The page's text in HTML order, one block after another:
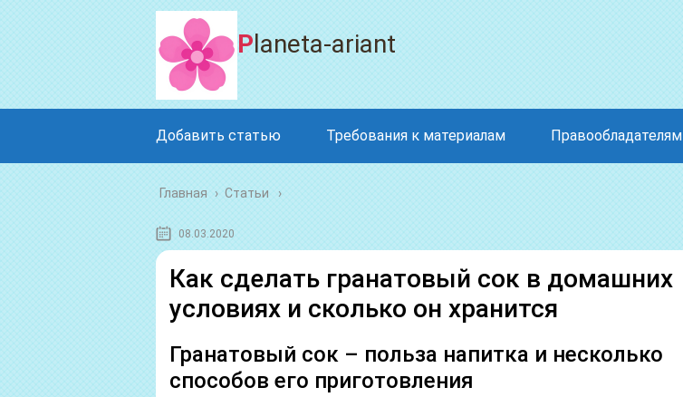
Planeta-ariant
Добавить статью Требования к материалам Правообладателям
Главная › Статьи
08.03.2020
Как сделать гранатовый сок в домашних
условиях и сколько он хранится
Гранатовый сок – польза напитка и несколько
способов его приготовления